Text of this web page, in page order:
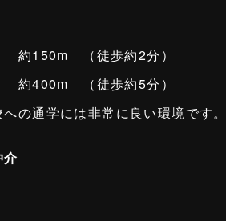
150m （徒歩約2分）
400m （徒歩約5分）
の通学には非常に良い環境です。